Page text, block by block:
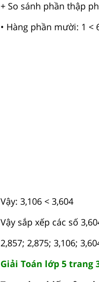
+ So sánh phần thập
• Hàng phần mười: 1 <
Vậy: 3,106 < 3,604
Vậy sắp xếp các số
2,857; 2,875; 3,106;
Giải Toán lớp 5 trang